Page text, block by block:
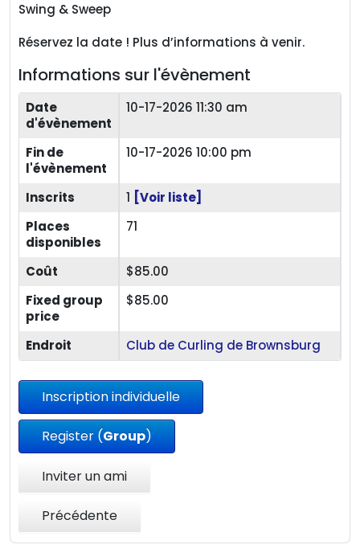
Swing & Sweep
Réservez la date ! Plus d’informations à venir.
Informations sur l'évènement
Date
d'évènement
10-17-2026 11:30 am
Fin de
l'évènement
10-17-2026 10:00 pm
Inscrits 1 [Voir liste]
Places
disponibles
71
Coût
$85.00
Fixed group
price
$85.00
Endroit Club de Curling de Brownsburg
Inscription individuelle
Register (Group)
Inviter un ami
Précédente